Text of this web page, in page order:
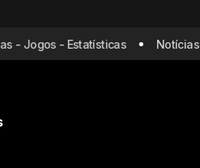
onde assistir e
Jogos - Estatísticas Notícias -